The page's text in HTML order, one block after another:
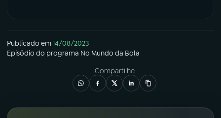
Publicado em14/08/2023
Episódio do programa No Mundo da Bola
Compartilhe